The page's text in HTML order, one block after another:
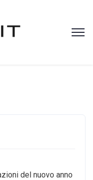
del nuovo anno